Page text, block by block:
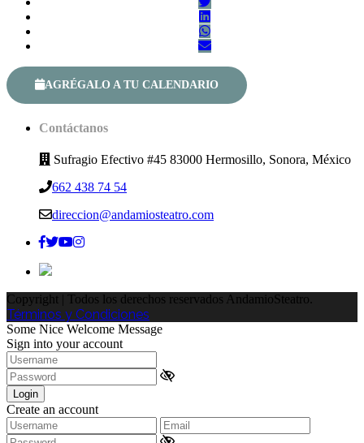
AGRÉGALO A TU CALENDARIO
Contáctanos
Sufragio Efectivo #45 83000 Hermosillo, Sonora, México
662 438 74 54
direccion@andamiosteatro.com
Copyright | Todos los derechos reservados AndamioSteatro.
Términos y Condiciones
Some Nice Welcome Message
Sign into your account
Login
Create an account